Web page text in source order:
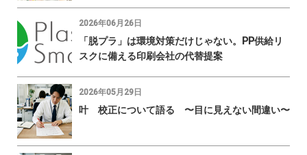
2026年06月26日
「脱プラ」は環境対策だけじゃない。PP供給リ
スクに備える印刷会社の代替提案
2026年05月29日
叶 校正について語る 〜目に見えない間違い〜